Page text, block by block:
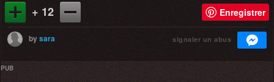
+ 12 Enregistrer
bysara signaler un abus
PUB